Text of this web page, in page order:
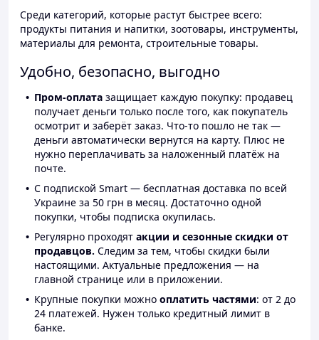
Среди категорий, которые растут быстрее всего:
продукты питания и напитки, зоотовары, инструменты,
материалы для ремонта, строительные товары.
Удобно, безопасно, выгодно
Пром-оплата защищает каждую покупку: продавец
получает деньги только после того, как покупатель
осмотрит и заберёт заказ. Что-то пошло не так —
деньги автоматически вернутся на карту. Плюс не
нужно переплачивать за наложенный платёж на
почте.
С подпиской Smart — бесплатная доставка по всей
Украине за 50 грн в месяц. Достаточно одной
покупки, чтобы подписка окупилась.
Регулярно проходят акции и сезонные скидки от
продавцов. Следим за тем, чтобы скидки были
настоящими. Актуальные предложения — на
главной странице или в приложении.
Крупные покупки можно оплатить частями: от 2 до
24 платежей. Нужен только кредитный лимит в
банке.